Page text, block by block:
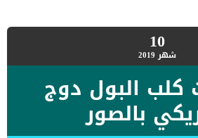
10شهر 2019
كلب البول دوج
بالصور